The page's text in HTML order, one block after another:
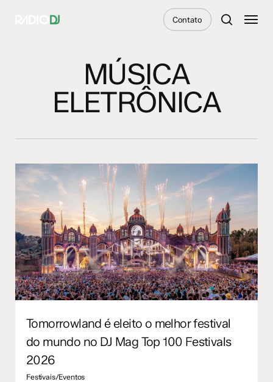
Contato
search
Menu
MÚSICA
ELETRÔNICA
Tomorrowland é eleito o melhor festival
do mundo no DJ Mag Top 100 Festivals
2026
Festivais/Eventos